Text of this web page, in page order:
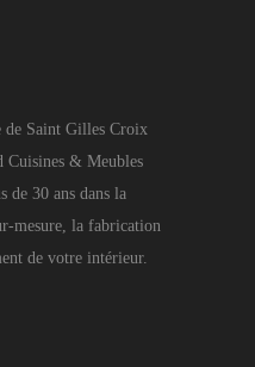
de Saint Gilles Croix
Cuisines & Meubles
de 30 ans dans la
mesure, la fabrication
de votre intérieur.